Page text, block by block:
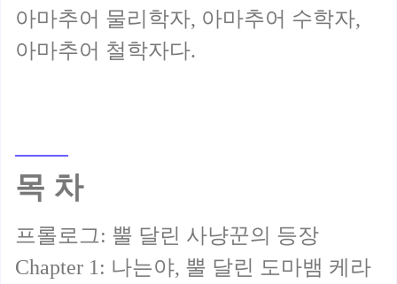
아마추어 물리학자, 아마추어 수학자,
목 차
프롤로그: 뿔 달린 사냥꾼의 등장
Chapter 1: 나는야, 뿔 달린 도마뱀 케라